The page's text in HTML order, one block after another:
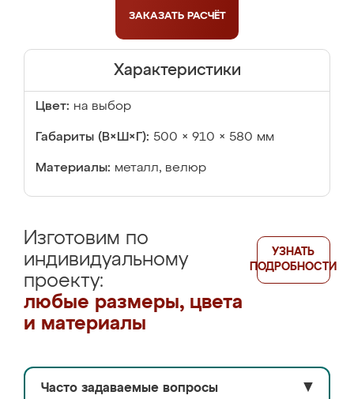
ЗАКАЗАТЬ РАСЧЁТ
Характеристики
Цвет: на выбор
Габариты (В×Ш×Г): 500 × 910 × 580 мм
Материалы: металл, велюр
Изготовим по
индивидуальному
проекту:
любые размеры, цвета
и материалы
УЗНАТЬ
ПОДРОБНОСТИ
Часто задаваемые вопросы ▼